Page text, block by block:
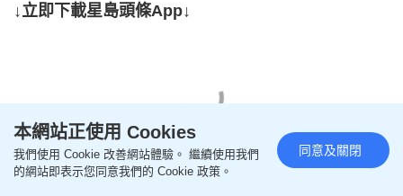
↓立即下載星島頭條App↓
本網站正使用 Cookies
我們使用 Cookie 改善網站體驗。 繼續使用我們
的網站即表示您同意我們的 Cookie 政策。
同意及關閉